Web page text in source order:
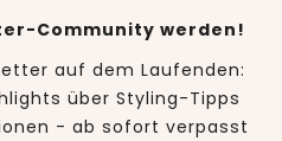
Community werden!
auf dem Laufenden:
über Styling-Tipps
- ab sofort verpasst